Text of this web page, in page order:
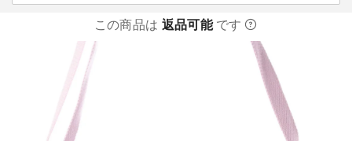
この商品は 返品可能です